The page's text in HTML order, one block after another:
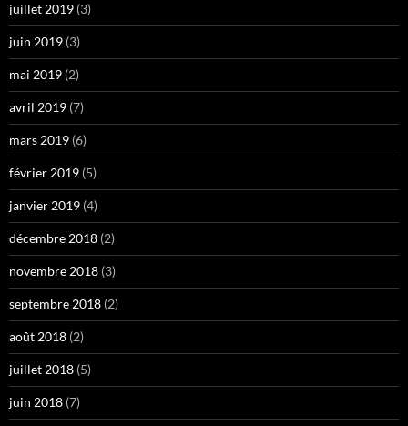
juillet 2019 (3)
juin 2019 (3)
mai 2019 (2)
avril 2019 (7)
mars 2019 (6)
février 2019 (5)
janvier 2019 (4)
décembre 2018 (2)
novembre 2018 (3)
septembre 2018 (2)
août 2018 (2)
juillet 2018 (5)
juin 2018 (7)